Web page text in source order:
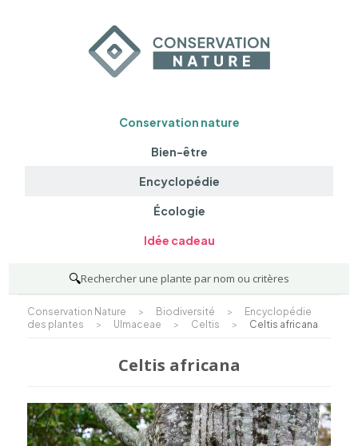
Conservation nature
Bien-être
Encyclopédie
Écologie
Idée cadeau
🔍Rechercher une plante par nom ou critères
Conservation Nature > Biodiversité >
Encyclopédie
des plantes
> Ulmaceae > Celtis > Celtis africana
Celtis africana